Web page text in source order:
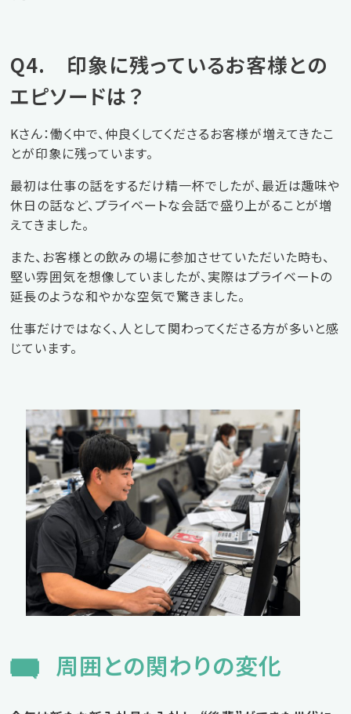
Q4. 印象に残っているお客様との
エピソードは？
Kさん：働く中で、仲良くしてくださるお客様が増えてきたこ
とが印象に残っています。
最初は仕事の話をするだけ精一杯でしたが、最近は趣味や
休日の話など、プライベートな会話で盛り上がることが増
えてきました。
また、お客様との飲みの場に参加させていただいた時も、
堅い雰囲気を想像していましたが、実際はプライベートの
延長のような和やかな空気で驚きました。
仕事だけではなく、人として関わってくださる方が多いと感
じています。
周囲との関わりの変化